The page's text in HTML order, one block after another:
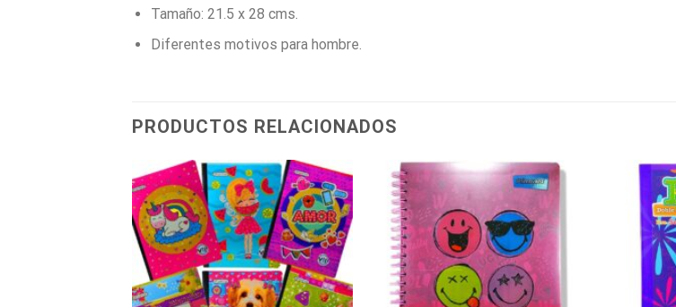
Tamaño: 21.5 x 28 cms.
Diferentes motivos para hombre.
PRODUCTOS RELACIONADOS